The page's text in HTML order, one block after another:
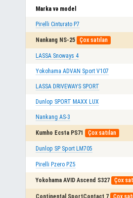
Marka və model
Pirelli Cinturato P7
Nankang NS-25 Çox satılan
LASSA Snoways 4
Yokohama ADVAN Sport V107
LASSA DRIVEWAYS SPORT
Dunlop SPORT MAXX LUX
Nankang AS-3
Kumho Ecsta PS71 Çox satılan
Dunlop SP Sport LM705
Pirelli Pzero PZ5
Yokohama AVID Ascend S327 Çox
Continental SportContact 7 Çox